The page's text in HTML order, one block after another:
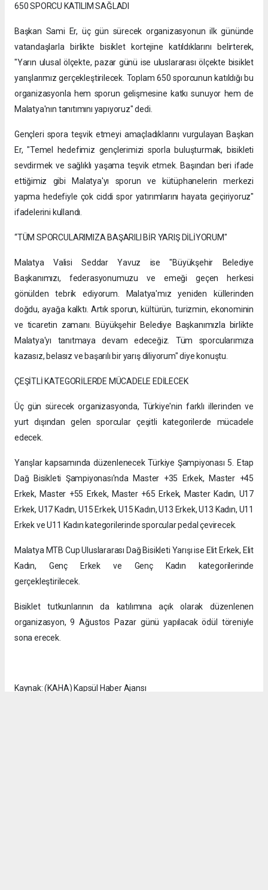
650 SPORCU KATILIM SAĞLADI
Başkan Sami Er, üç gün sürecek organizasyonun ilk gününde
vatandaşlarla birlikte bisiklet kortejine katıldıklarını belirterek,
"Yarın ulusal ölçekte, pazar günü ise uluslararası ölçekte bisiklet
yarışlarımız gerçekleştirilecek. Toplam 650 sporcunun katıldığı bu
organizasyonla hem sporun gelişmesine katkı sunuyor hem de
Malatya'nın tanıtımını yapıyoruz" dedi.
Gençleri spora teşvik etmeyi amaçladıklarını vurgulayan Başkan
Er, "Temel hedefimiz gençlerimizi sporla buluşturmak, bisikleti
sevdirmek ve sağlıklı yaşama teşvik etmek. Başından beri ifade
ettiğimiz gibi Malatya'yı sporun ve kütüphanelerin merkezi
yapma hedefiyle çok ciddi spor yatırımlarını hayata geçiriyoruz"
ifadelerini kullandı.
“TÜM SPORCULARIMIZA BAŞARILI BİR YARIŞ DİLİYORUM"
Malatya Valisi Seddar Yavuz ise "Büyükşehir Belediye
Başkanımızı, federasyonumuzu ve emeği geçen herkesi
gönülden tebrik ediyorum. Malatya'mız yeniden küllerinden
doğdu, ayağa kalktı. Artık sporun, kültürün, turizmin, ekonominin
ve ticaretin zamanı. Büyükşehir Belediye Başkanımızla birlikte
Malatya'yı tanıtmaya devam edeceğiz. Tüm sporcularımıza
kazasız, belasız ve başarılı bir yarış diliyorum" diye konuştu.
ÇEŞİTLİ KATEGORİLERDE MÜCADELE EDİLECEK
Üç gün sürecek organizasyonda, Türkiye'nin farklı illerinden ve
yurt dışından gelen sporcular çeşitli kategorilerde mücadele
edecek.
Yarışlar kapsamında düzenlenecek Türkiye Şampiyonası 5. Etap
Dağ Bisikleti Şampiyonası'nda Master +35 Erkek, Master +45
Erkek, Master +55 Erkek, Master +65 Erkek, Master Kadın, U17
Erkek, U17 Kadın, U15 Erkek, U15 Kadın, U13 Erkek, U13 Kadın, U11
Erkek ve U11 Kadın kategorilerinde sporcular pedal çevirecek.
Malatya MTB Cup Uluslararası Dağ Bisikleti Yarışı ise Elit Erkek, Elit
Kadın, Genç Erkek ve Genç Kadın kategorilerinde
gerçekleştirilecek.
Bisiklet tutkunlarının da katılımına açık olarak düzenlenen
organizasyon, 9 Ağustos Pazar günü yapılacak ödül töreniyle
sona erecek.
Kaynak: (KAHA) Kapsül Haber Ajansı